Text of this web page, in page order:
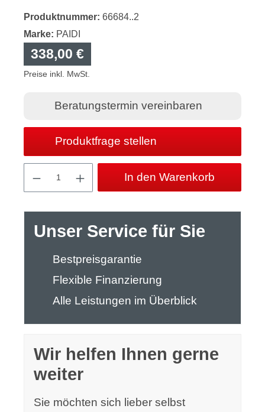
Produktnummer: 66684..2
Marke: PAIDI
338,00 €
Preise inkl. MwSt.
Beratungstermin vereinbaren
Produktfrage stellen
Produkt Anzahl: Gib den gewünschten
In den Warenkorb
Unser Service für Sie
Bestpreisgarantie
Flexible Finanzierung
Alle Leistungen im Überblick
Wir helfen Ihnen gerne
weiter
Sie möchten sich lieber selbst